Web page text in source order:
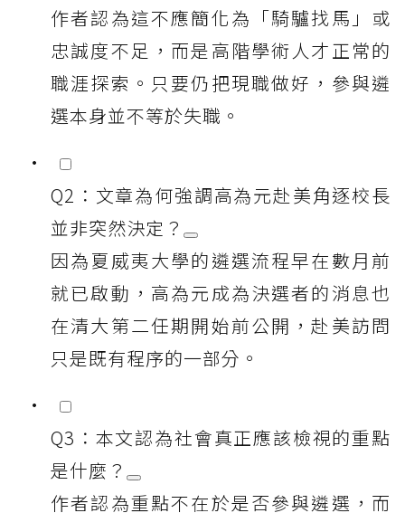
作者認為這不應簡化為「騎驢找馬」或
忠誠度不足，而是高階學術人才正常的
職涯探索。只要仍把現職做好，參與遴
選本身並不等於失職。
Q2：文章為何強調高為元赴美角逐校長
並非突然決定？
因為夏威夷大學的遴選流程早在數月前
就已啟動，高為元成為決選者的消息也
在清大第二任期開始前公開，赴美訪問
只是既有程序的一部分。
Q3：本文認為社會真正應該檢視的重點
是什麼？
作者認為重點不在於是否參與遴選，而